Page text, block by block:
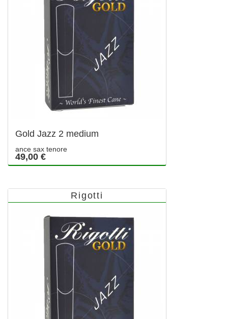
Gold Jazz 2 medium
ance sax tenore
49,00 €
Rigotti